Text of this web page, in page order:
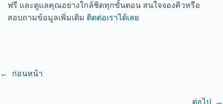
ฟรี และดูแลคุณอย่างใกล้ชิดทุกขั้นตอน สนใจจองคิวหรือ
สอบถามข้อมูลเพิ่มเติม ติดต่อเราได้เลย
← ก่อนหน้า
ต่อไป →